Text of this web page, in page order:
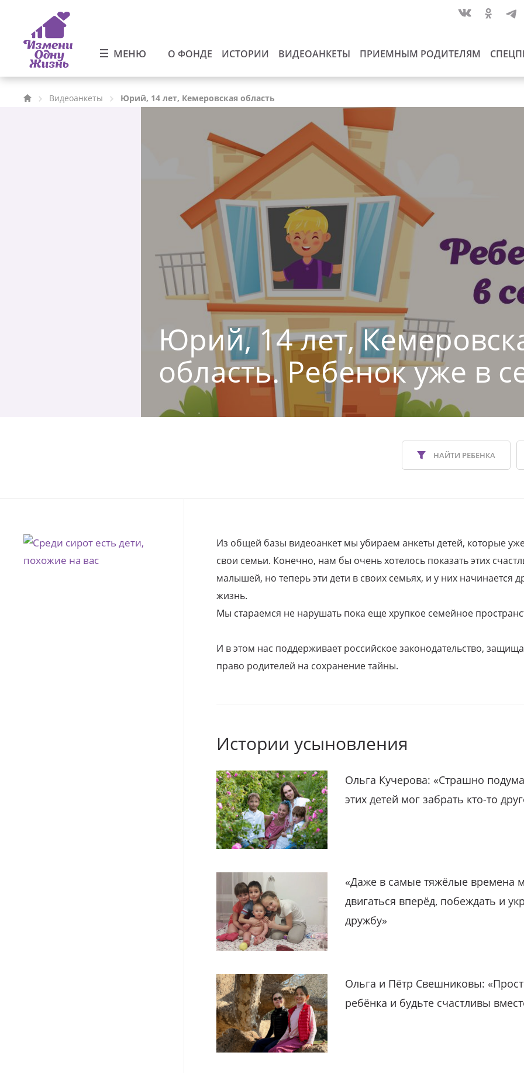
МЕНЮ О ФОНДЕ ИСТОРИИ ВИДЕОАНКЕТЫ ПРИЕМНЫМ РОДИТЕЛЯМ
Видеоанкеты Юрий, 14 лет, Кемеровская область
Юрий, 14 лет,
область. Ребенок уже в
НАЙТИ РЕБЕНКА
Из общей базы видеоанкет мы убираем анкеты детей, которые
свои семьи. Конечно, нам бы очень хотелось показать этих
малышей, но теперь эти дети в своих семьях, и у них начинается
жизнь.
Мы стараемся не нарушать пока еще хрупкое семейное
И в этом нас поддерживает российское законодательство,
право родителей на сохранение тайны.
Истории усыновления
Ольга Кучерова: «Страшно
этих детей мог забрать кто-то
«Даже в самые тяжёлые времена
двигаться вперёд, побеждать и
дружбу»
Ольга и Пётр Свешниковы:
ребёнка и будьте счастливы